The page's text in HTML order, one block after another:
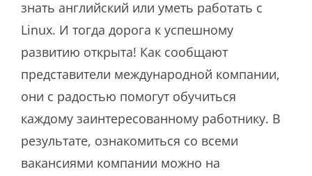
знать английский или уметь работать с
Linux. И тогда дорога к успешному
развитию открыта! Как сообщают
представители международной компании,
они с радостью помогут обучиться
каждому заинтересованному работнику. В
результате, ознакомиться со всеми
вакансиями компании можно на